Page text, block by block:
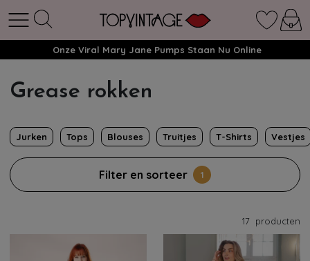
Onze Viral Mary Jane Pumps Staan Nu Online
Grease rokken
Jurken Tops Blouses Truitjes T-Shirts Vestjes
Filter en sorteer 1
17 producten